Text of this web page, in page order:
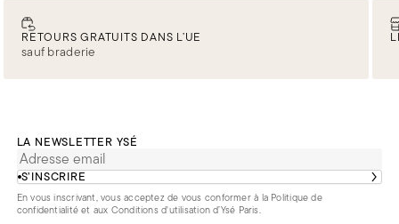
RETOURS GRATUITS DANS L’UE
sauf braderie
LA NEWSLETTER YSÉ
S’INSCRIRE
En vous inscrivant, vous acceptez de vous conformer à la Politique de
confidentialitéet aux Conditions d'utilisation d’Ysé Paris.